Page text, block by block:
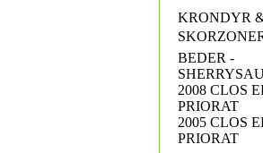
KRONDYR
BEDER -
2008 CLOS
PRIORAT
2005 CLOS
PRIORAT